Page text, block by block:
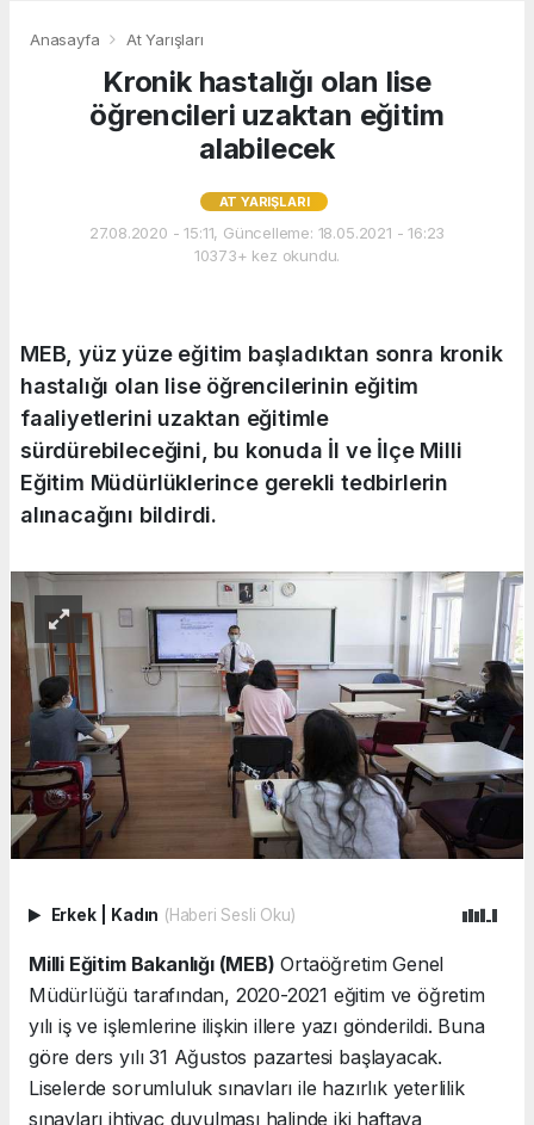
Anasayfa At Yarışları
Kronik hastalığı olan lise
öğrencileri uzaktan eğitim
alabilecek
AT YARIŞLARI
27.08.2020 - 15:11, Güncelleme: 18.05.2021 - 16:23
10373+ kez okundu.
MEB, yüz yüze eğitim başladıktan sonra kronik
hastalığı olan lise öğrencilerinin eğitim
faaliyetlerini uzaktan eğitimle
sürdürebileceğini, bu konuda İl ve İlçe Milli
Eğitim Müdürlüklerince gerekli tedbirlerin
alınacağını bildirdi.
Erkek Kadın (Haberi Sesli Oku)
Milli Eğitim Bakanlığı (MEB) Ortaöğretim Genel
Müdürlüğü tarafından, 2020-2021 eğitim ve öğretim
yılı iş ve işlemlerine ilişkin illere yazı gönderildi. Buna
göre ders yılı 31 Ağustos pazartesi başlayacak.
Liselerde sorumluluk sınavları ile hazırlık yeterlilik
sınavları ihtiyaç duyulması halinde iki haftaya